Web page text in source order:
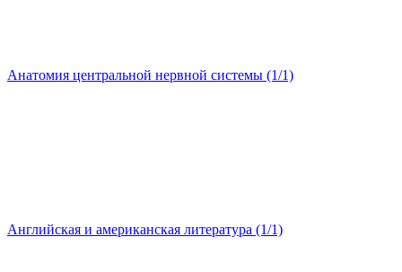
Анатомия центральной нервной системы (1/1)
Английская и американская литература (1/1)